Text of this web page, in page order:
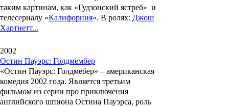
таким картинам, как «Гудзонский ястреб» и
телесериалу «Калифорния«. В ролях: Джош
Хартнетт...
2002
Остин Пауэрс: Голдмембер
«Остин Пауэрс: Голдмебер» – американская
комедия 2002 года. Является третьим
фильмом из серии про приключения
английского шпиона Остина Пауэрса, роль